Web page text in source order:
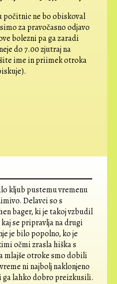
počitnic ne bo obiskoval
za pravočasno odjavo
bolezni pa ga zaradi
do 7.00 zjutraj na
ime in priimek otroka
kljub pustemu vremenu
Delavci so s
bager, ki je takoj vzbudil
se pripravlja na drugi
je bilo popolno, ko je
očmi zrasla hiška s
mlajše otroke smo dobili
ni najbolj naklonjeno
ga lahko dobro preizkusili.